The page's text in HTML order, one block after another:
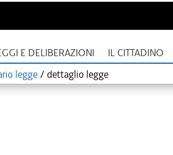
E DELIBERAZIONI IL CITTADINO
legge / dettaglio legge